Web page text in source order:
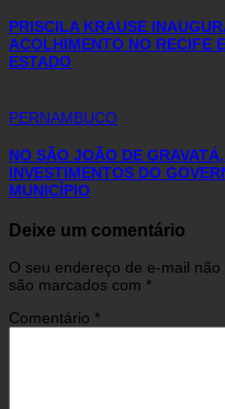
PRISCILA KRAUSE
ACOLHIMENTO NO RECIFE
ESTADO
PERNAMBUCO
NO SÃO JOÃO DE
INVESTIMENTOS DO
MUNICÍPIO
Deixe um comentário
O seu endereço de e-mail
são marcados com *
Comentário *